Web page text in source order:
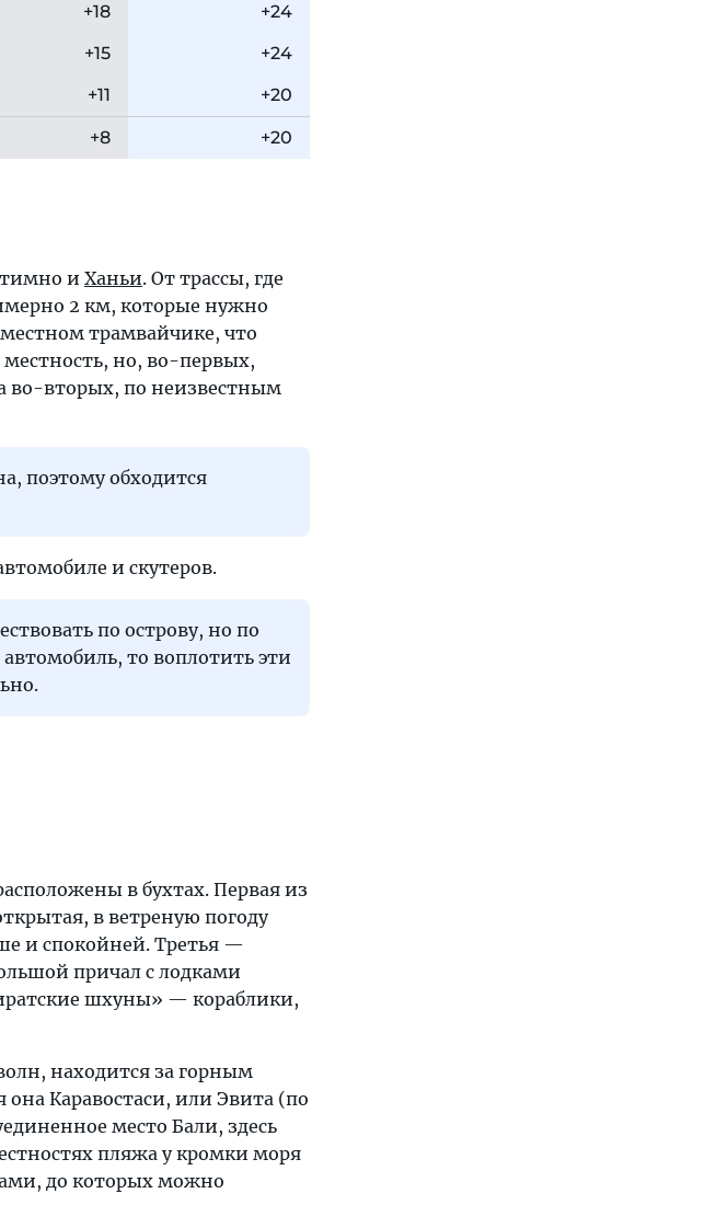
+18
+24
+15
+24
+11 +20
+8 +20
и Ханьи. От трассы, где
2 км, которые нужно
трамвайчике, что
но, во-первых,
во-вторых, по неизвестным
поэтому обходится
и скутеров.
по острову, но по
то воплотить эти
в бухтах. Первая из
в ветреную погоду
и спокойней. Третья —
причал с лодками
шхуны» — кораблики,
находится за горным
Каравостаси, или Эвита (по
место Бали, здесь
пляжа у кромки моря
до которых можно